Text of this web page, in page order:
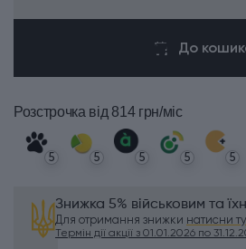
До
Розстрочка від 814 грн/міс
5 5 5 5 5
Знижка 5% військовим та
Для отримання знижки натисни
Термін дії акції з 01.01.2026 по